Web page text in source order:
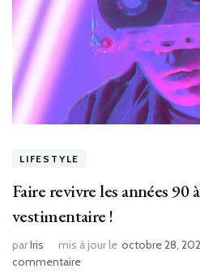
LIFESTYLE
Faire revivre les années 90
vestimentaire !
parIris mis à jour le octobre 28,
commentairesur